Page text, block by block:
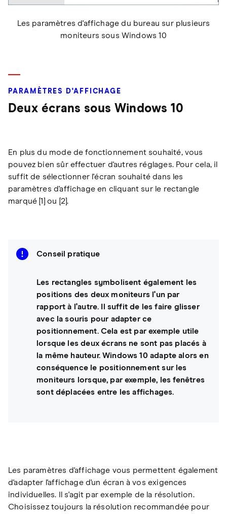
Les paramètres d'affichage du bureau sur plusieurs
moniteurs sous Windows 10
PARAMÈTRES D'AFFICHAGE
Deux écrans sous Windows 10
En plus du mode de fonctionnement souhaité, vous
pouvez bien sûr effectuer d'autres réglages. Pour cela, il
suffit de sélectionner l'écran souhaité dans les
paramètres d'affichage en cliquant sur le rectangle
marqué [1] ou [2].
Conseil pratique
Les rectangles symbolisent également les
positions des deux moniteurs l'un par
rapport à l'autre. Il suffit de les faire glisser
avec la souris pour adapter ce
positionnement. Cela est par exemple utile
lorsque les deux écrans ne sont pas placés à
la même hauteur. Windows 10 adapte alors en
conséquence le positionnement sur les
moniteurs lorsque, par exemple, les fenêtres
sont déplacées entre les affichages.
Les paramètres d'affichage vous permettent également
d'adapter l'affichage d'un écran à vos exigences
individuelles. Il s'agit par exemple de la résolution.
Choisissez toujours la résolution recommandée pour